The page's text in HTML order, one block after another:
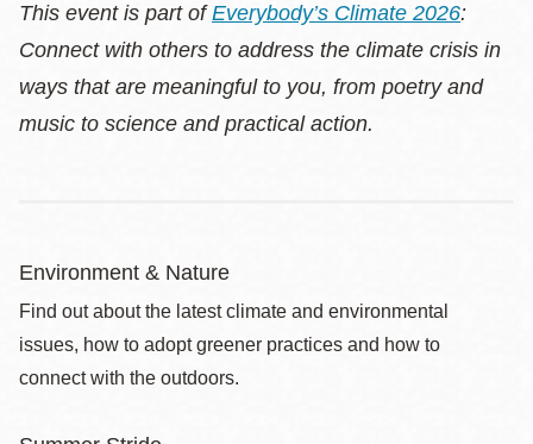
This event is part ofEverybody’s Climate 2026:
Connect with others to address the climate crisis in
ways that are meaningful to you, from poetry and
music to science and practical action.
Environment & Nature
Find out about the latest climate and environmental
issues, how to adopt greener practices and how to
connect with the outdoors.